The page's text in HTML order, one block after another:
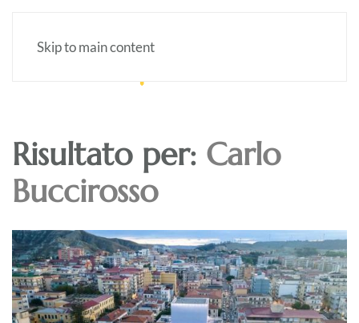
Skip to main content
Risultato per: Carlo
Buccirosso